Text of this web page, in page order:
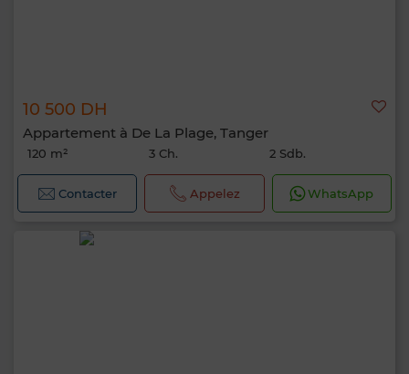
10 500 DH
Appartement à De La Plage, Tanger
120 m² 3 Ch. 2 Sdb.
Contacter Appelez WhatsApp